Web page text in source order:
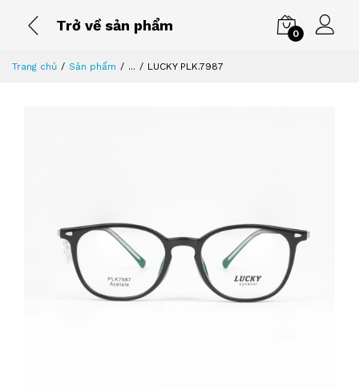
Trở về sản phẩm
0
Trang chủ Sản phẩm ... LUCKY PLK.7987